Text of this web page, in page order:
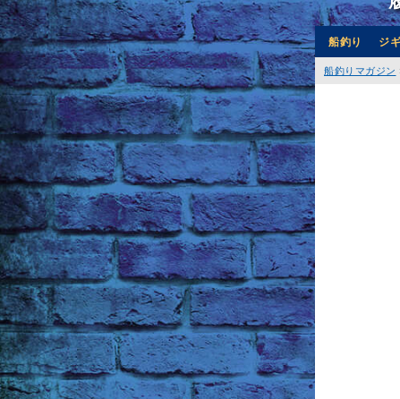
船釣り ジ
船釣りマガジン